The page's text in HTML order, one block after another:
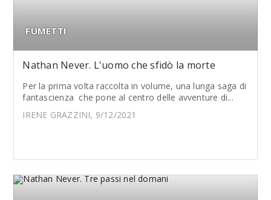
FUMETTI
Nathan Never. L'uomo che sfidò la morte
Per la prima volta raccolta in volume, una lunga saga di
fantascienza che pone al centro delle avventure di...
IRENE GRAZZINI, 9/12/2021